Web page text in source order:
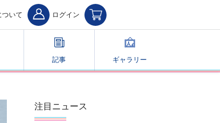
ついて ログイン
記事 ギャラリー
注目ニュース